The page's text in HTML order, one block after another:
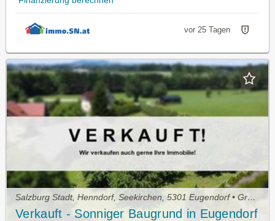
vor 25 Tagen
Salzburg Stadt, Henndorf, Seekirchen, 5301 Eugendorf • Grundstück zu kaufen
Verkauft - Sonniger Baugrund in Eugendorf